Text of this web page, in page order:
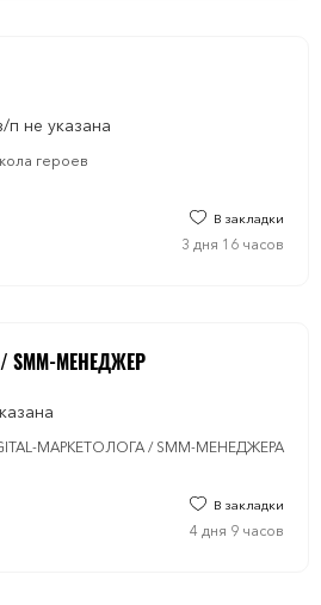
п не указана
героев
В закладки
3 дня 16 часов
SMM-МЕНЕДЖЕР
МАРКЕТОЛОГА / SMM-МЕНЕДЖЕРА
В закладки
4 дня 9 часов